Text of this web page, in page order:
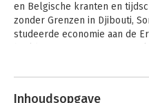
en Belgische kranten en
zonder Grenzen in Djibouti,
studeerde economie aan de
Inhoudsopgave